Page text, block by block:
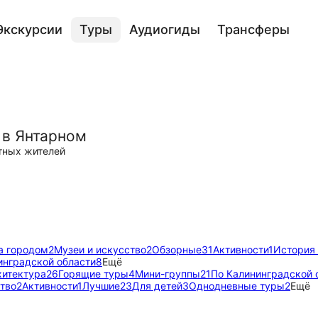
Туры Аудиогиды Трансферы
Янтарном
жителей
городом2Музеи и искусство2Обзорные31Активности1История
области8Ещё
26Горящие туры4Мини-группы21По Калининградской
2Активности1Лучшие23Для детей3Однодневные туры2Ещё